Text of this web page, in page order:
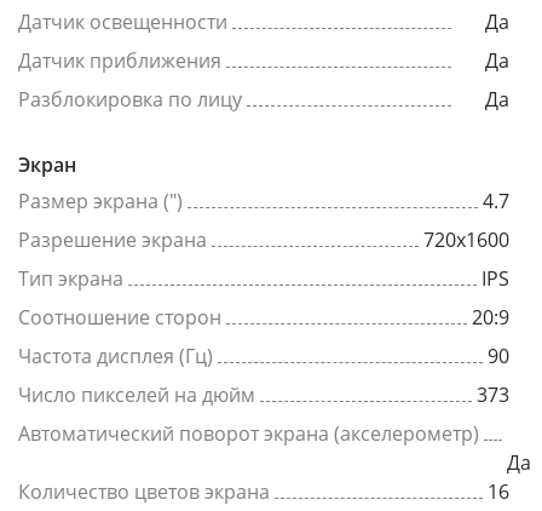
Датчик освещенности
Да
Датчик приближения
Да
Разблокировка по лицу
Да
Экран
Размер экрана (")
4.7
Разрешение экрана
720x1600
Тип экрана
IPS
Соотношение сторон
20:9
Частота дисплея (Гц)
90
Число пикселей на дюйм
373
Автоматический поворот экрана (акселерометр)
Да
Количество цветов экрана
16